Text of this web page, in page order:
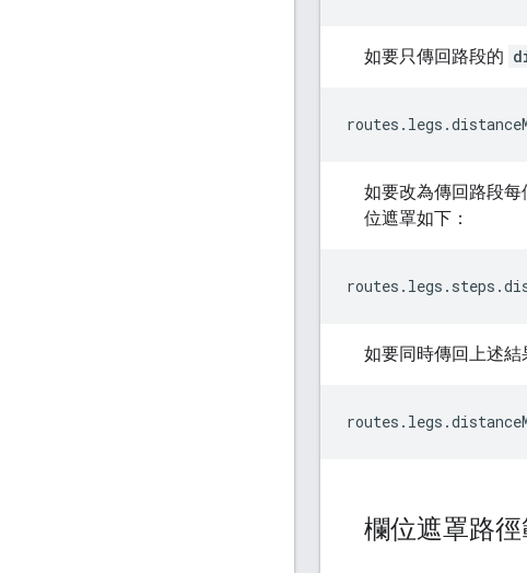
如要只傳回路段的
如要改為傳回路段每
位遮罩如下：
如要同時傳回上述結
欄位遮罩路徑